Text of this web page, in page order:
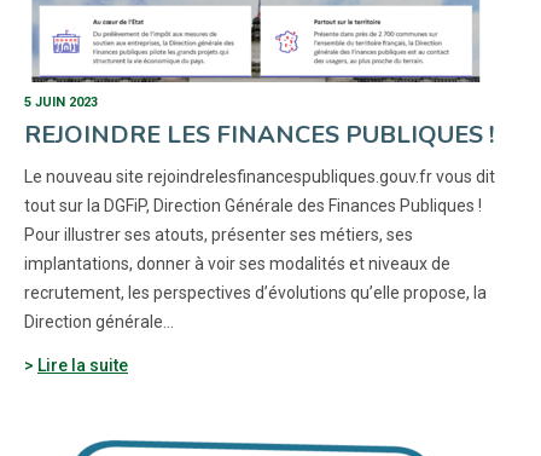
5 JUIN 2023
REJOINDRE LES FINANCES PUBLIQUES !
Le nouveau site rejoindrelesfinancespubliques.gouv.fr vous dit
tout sur la DGFiP, Direction Générale des Finances Publiques !
Pour illustrer ses atouts, présenter ses métiers, ses
implantations, donner à voir ses modalités et niveaux de
recrutement, les perspectives d’évolutions qu’elle propose, la
Direction générale…
Lire la suite